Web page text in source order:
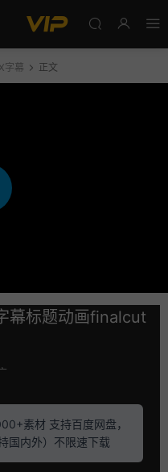
字幕 正文
幕标题动画finalcut
素材 支持百度网盘，
国内外）不限速下载